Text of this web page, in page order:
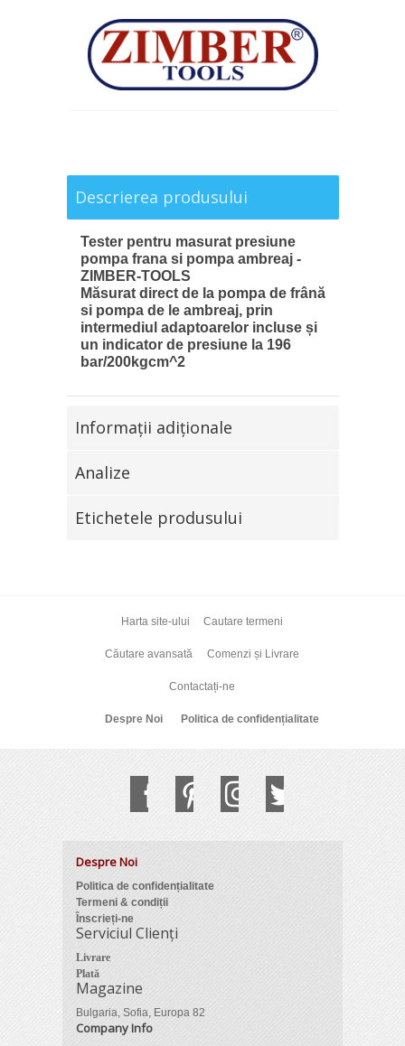
Descrierea produsului
Tester pentru masurat presiune
pompa frana si pompa ambreaj -
ZIMBER-TOOLS
Măsurat direct de la pompa de frână
si pompa de le ambreaj, prin
intermediul adaptoarelor incluse și
un indicator de presiune la 196
bar/200kgcm^2
Informaţii adiţionale
Analize
Etichetele produsului
Harta site-ului Cautare termeni
Căutare avansată Comenzi și Livrare
Contactați-ne
Despre Noi Politica de confidențialitate
Despre Noi
Politica de confidențialitate
Termeni & condiții
Înscrieți-ne
Serviciul Clienți
Livrare
Plată
Magazine
Bulgaria, Sofia, Europa 82
Company Info